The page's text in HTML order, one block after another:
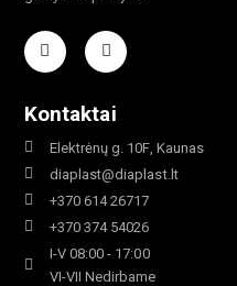
Kontaktai
Elektrėnų g. 10F, Kaunas
diaplast@diaplast.lt
+370 614 26717
+370 374 54026
I-V 08:00 - 17:00
VI-VII Nedirbame